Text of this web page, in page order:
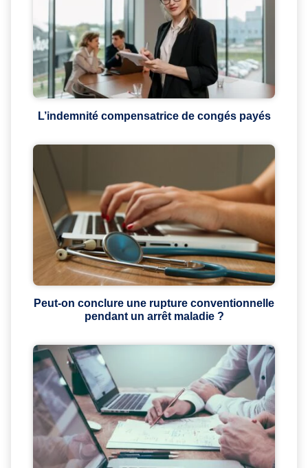
L’indemnité compensatrice de congés payés
Peut-on conclure une rupture conventionnelle
pendant un arrêt maladie ?